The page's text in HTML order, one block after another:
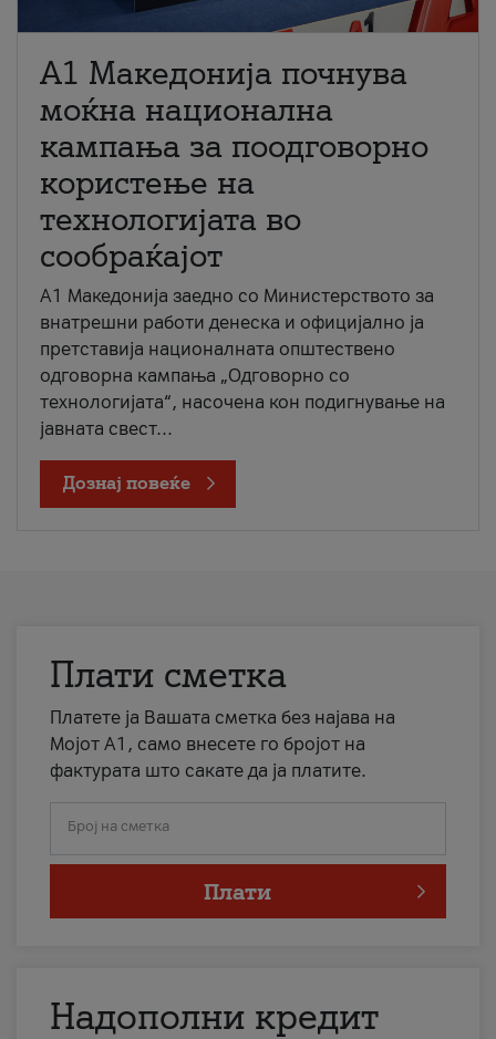
A1 Македонија почнува
моќна национална
кампања за поодговорно
користење на
технологијата во
сообраќајот
A1 Македонија заедно со Министерството за
внатрешни работи денеска и официјално ја
претставија националната општествено
одговорна кампања „Одговорно со
технологијата“, насочена кон подигнување на
јавната свест...
Дознај повеќе
Плати сметка
Платете ја Вашата сметка без најава на
Мојот А1, само внесете го бројот на
фактурата што сакате да ја платите.
Број на сметка
Плати
Надополни кредит